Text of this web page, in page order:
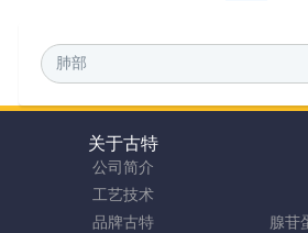
关于古特
公司简介
工艺技术
品牌古特
腺苷